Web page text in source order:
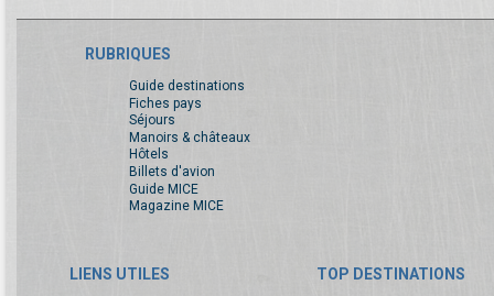
RUBRIQUES
Guide destinations
Fiches pays
Séjours
Manoirs & châteaux
Hôtels
Billets d'avion
Guide MICE
Magazine MICE
LIENS UTILES TOP DESTINATIONS